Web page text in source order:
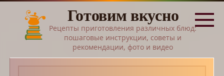
Перейти
контенту
Готовим вкусно
Рецепты приготовления различных блюд:
пошаговые инструкции, советы и
рекомендации, фото и видео